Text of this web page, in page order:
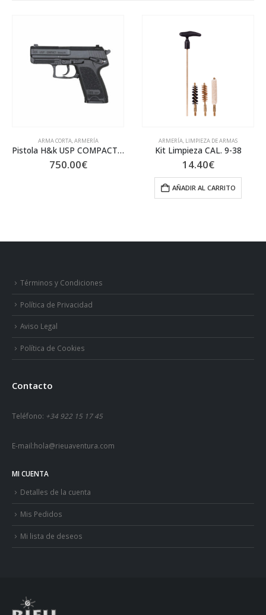
ARMERÍA,LIMPIEZA DE ARMAS
Kit Limpieza CAL. 9-38
14.40
ACCESORIOS Y CONSUMIBLES,AIRSOFT
SPITFIRE 0.25G 1KG. BIO
10.60
AÑADIR AL CARRITO
Términos y Condiciones
Política de Privacidad
Aviso Legal
Política de Cookies
Contacto
Teléfono: +34 922 15 17 45
E-mail:hola@rieuaventura.com
MI CUENTA
Detalles de la cuenta
Mis Pedidos
Mi lista de deseos